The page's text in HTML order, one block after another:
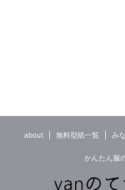
about 無料型紙一覧 み
かんたん服